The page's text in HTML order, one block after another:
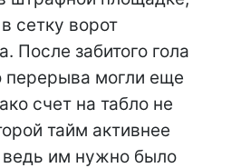
сетку ворот
После забитого гола
перерыва могли еще
счет на табло не
тайм активнее
ведь им нужно было